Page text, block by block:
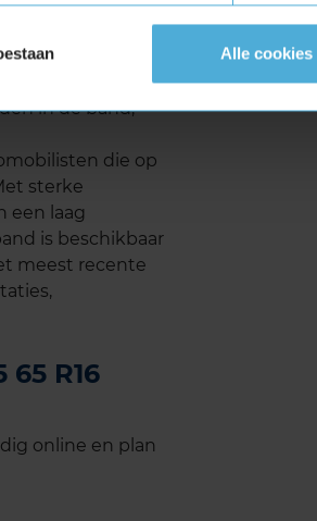
Alle cookies
Deze band
een stillere
heeft
in de band,
die op
sterke
een laag
is beschikbaar
meest recente
R16
online en plan